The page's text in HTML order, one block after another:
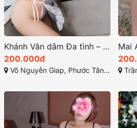
Khánh Vân dâm Đa tình – sexy khiêu gợi
200.000đ
Võ Nguyễn Giap, Phước Tân, Biên Hòa, Đồng Nai Trần